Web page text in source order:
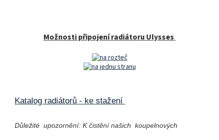
Možnosti připojení radiátoru Ulysses
Katalog radiátorů - ke stažení
Důležité upozornění: K čistění našich koupelnových